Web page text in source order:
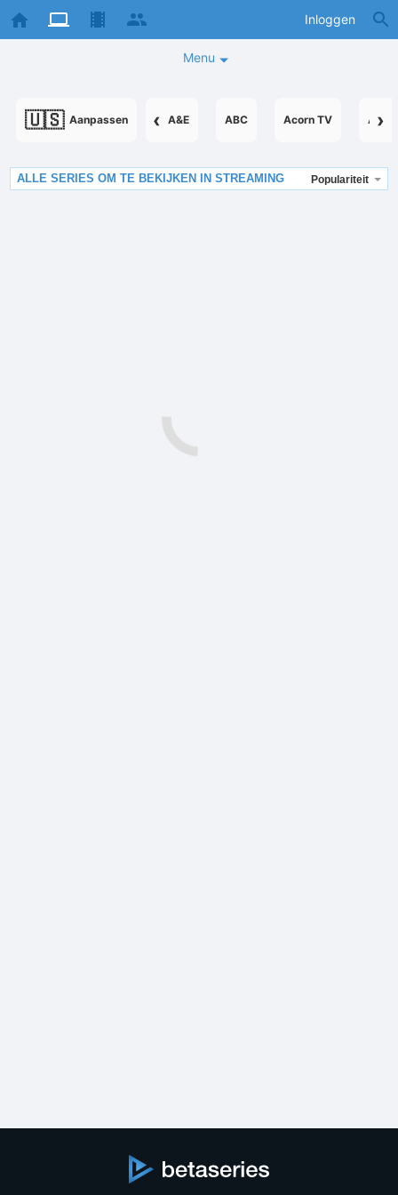
Inloggen
Menu
🇺🇸 Aanpassen ‹ ›
A&E ABC Acorn TV
ALLE SERIES OM TE BEKIJKEN IN STREAMING Populariteit